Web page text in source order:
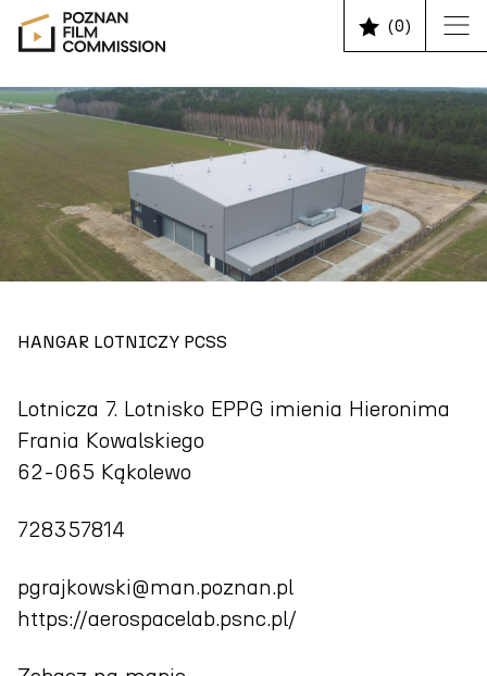
(0)
HANGAR LOTNICZY PCSS
Lotnicza 7. Lotnisko EPPG imienia Hieronima
Frania Kowalskiego
62-065 Kąkolewo
728357814
pgrajkowski@man.poznan.pl
https://aerospacelab.psnc.pl/